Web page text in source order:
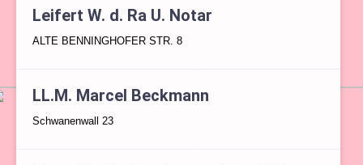
Leifert W. d. Ra U. Notar
ALTE BENNINGHOFER STR. 8
LL.M. Marcel Beckmann
Schwanenwall 23